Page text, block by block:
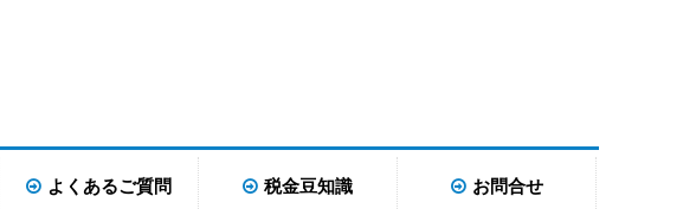
よくあるご質問 税金豆知識 お問合せ